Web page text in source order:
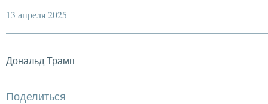
13 апреля 2025
Дональд Трамп
Поделиться